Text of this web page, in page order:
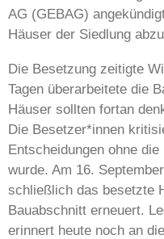
AG (GEBAG)
Häuser der Siedlung
Die Besetzung zeitigte
Tagen überarbeitete die
Häuser sollten fortan
Die Besetzer*innen
Entscheidungen ohne
wurde. Am 16.
schließlich das besetzte
Bauabschnitt erneuert.
erinnert heute noch an